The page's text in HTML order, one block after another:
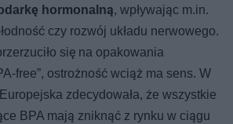
hormonalną, wpływając m.in.
czy rozwój układu nerwowego.
się na opakowania
free”, ostrożność wciąż ma sens. W
zdecydowała, że wszystkie
BPA mają zniknąć z rynku w ciągu